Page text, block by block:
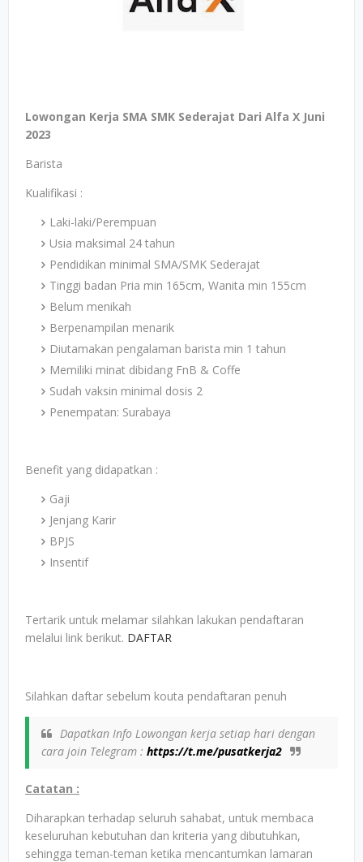
Lowongan Kerja SMA SMK Sederajat Dari Alfa X Juni
2023
Barista
Kualifikasi :
Laki-laki/Perempuan
Usia maksimal 24 tahun
Pendidikan minimal SMA/SMK Sederajat
Tinggi badan Pria min 165cm, Wanita min 155cm
Belum menikah
Berpenampilan menarik
Diutamakan pengalaman barista min 1 tahun
Memiliki minat dibidang FnB & Coffe
Sudah vaksin minimal dosis 2
Penempatan: Surabaya
Benefit yang didapatkan :
Gaji
Jenjang Karir
BPJS
Insentif
Tertarik untuk melamar silahkan lakukan pendaftaran
melalui link berikut. DAFTAR
Silahkan daftar sebelum kouta pendaftaran penuh
Dapatkan Info Lowongan kerja setiap hari dengan
cara join Telegram : https://t.me/pusatkerja2
Catatan :
Diharapkan terhadap seluruh sahabat, untuk membaca
keseluruhan kebutuhan dan kriteria yang dibutuhkan,
sehingga teman-teman ketika mencantumkan lamaran